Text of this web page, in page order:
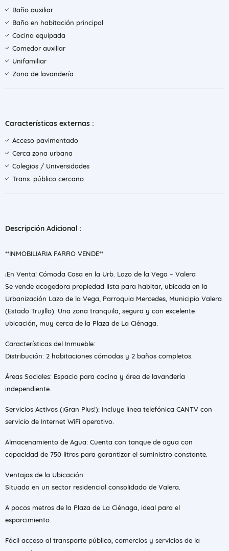
Baño auxiliar
Baño en habitación principal
Cocina equipada
Comedor auxiliar
Unifamiliar
Zona de lavandería
Características externas :
Acceso pavimentado
Cerca zona urbana
Colegios / Universidades
Trans. público cercano
Descripción Adicional :
**INMOBILIARIA FARRO VENDE**
¡En Venta! Cómoda Casa en la Urb. Lazo de la Vega – Valera
Se vende acogedora propiedad lista para habitar, ubicada en la
Urbanización Lazo de la Vega, Parroquia Mercedes, Municipio Valera
(Estado Trujillo). Una zona tranquila, segura y con excelente
ubicación, muy cerca de la Plaza de La Ciénaga.
Características del Inmueble:
Distribución: 2 habitaciones cómodas y 2 baños completos.
Áreas Sociales: Espacio para cocina y área de lavandería
independiente.
Servicios Activos (¡Gran Plus!): Incluye línea telefónica CANTV con
servicio de Internet WiFi operativo.
Almacenamiento de Agua: Cuenta con tanque de agua con
capacidad de 750 litros para garantizar el suministro constante.
Ventajas de la Ubicación:
Situada en un sector residencial consolidado de Valera.
A pocos metros de la Plaza de La Ciénaga, ideal para el
esparcimiento.
Fácil acceso al transporte público, comercios y servicios de la